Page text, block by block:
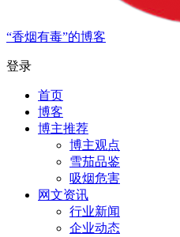
“香烟有毒”的博客
登录
首页
博客
博主推荐
博主观点
雪茄品鉴
吸烟危害
网文资讯
行业新闻
企业动态